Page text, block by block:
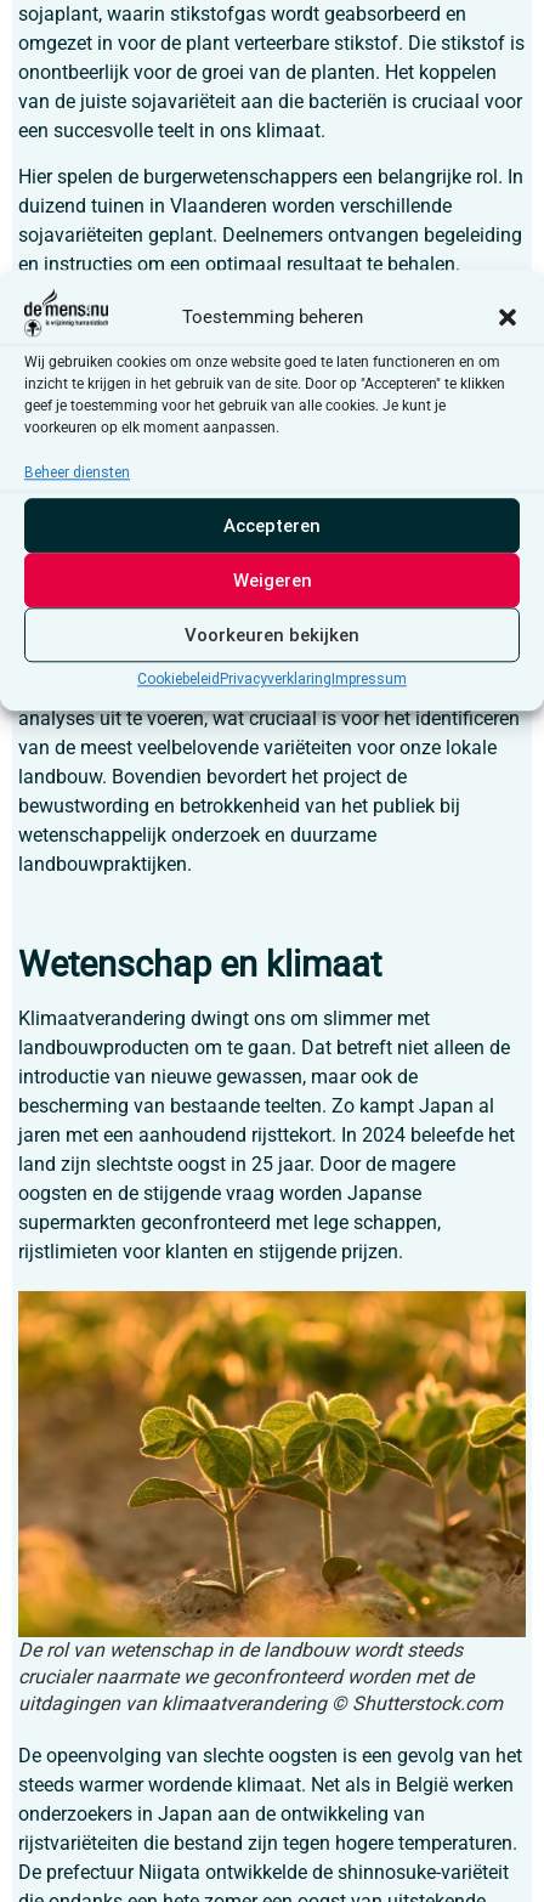
Toestemming beheren
Wij gebruiken cookies om onze website goed te laten functioneren en om
inzicht te krijgen in het gebruik van de site. Door op "Accepteren" te klikken
geef je toestemming voor het gebruik van alle cookies. Je kunt je
voorkeuren op elk moment aanpassen.
Beheer diensten
Accepteren
Weigeren
Voorkeuren bekijken
Cookiebeleid Privacyverklaring Impressum
sojaplant, waarin stikstofgas wordt geabsorbeerd en
omgezet in voor de plant verteerbare stikstof. Die stikstof is
onontbeerlijk voor de groei van de planten. Het koppelen
van de juiste sojavariëteit aan die bacteriën is cruciaal voor
een succesvolle teelt in ons klimaat.
Hier spelen de burgerwetenschappers een belangrijke rol. In
duizend tuinen in Vlaanderen worden verschillende
sojavariëteiten geplant. Deelnemers ontvangen begeleiding
en instructies om een optimaal resultaat te behalen.
Gedurende het project verzamelen zij wortelstalen, waarvan
de knolletjes en de daarin aanwezige rhizobia-bacteriën in
het laboratorium worden onderzocht. Die bacteriën worden
geïsoleerd om een database te creëren van lokale rhizobia,
aangepast aan onze omstandigheden. Vervolgens worden
de bacteriën geselecteerd die de beste opbrengst opleveren,
met als doel een nieuw, duurzaam Vlaams
landbouwproduct te ontwikkelen.
De betrokkenheid van burgerwetenschappers is van
onschatbare waarde. Door hun deelname kunnen
onderzoekers een breed scala aan gegevens verzamelen
over de groeiomstandigheden en prestaties van
verschillende sojavariëteiten in diverse omgevingen. Dat
stelt hen in staat om nauwkeurige en gedetailleerde
analyses uit te voeren, wat cruciaal is voor het identificeren
van de meest veelbelovende variëteiten voor onze lokale
landbouw. Bovendien bevordert het project de
bewustwording en betrokkenheid van het publiek bij
wetenschappelijk onderzoek en duurzame
landbouwpraktijken.
Wetenschap en klimaat
Klimaatverandering dwingt ons om slimmer met
landbouwproducten om te gaan. Dat betreft niet alleen de
introductie van nieuwe gewassen, maar ook de
bescherming van bestaande teelten. Zo kampt Japan al
jaren met een aanhoudend rijsttekort. In 2024 beleefde het
land zijn slechtste oogst in 25 jaar. Door de magere
oogsten en de stijgende vraag worden Japanse
supermarkten geconfronteerd met lege schappen,
rijstlimieten voor klanten en stijgende prijzen.
De rol van wetenschap in de landbouw wordt steeds
crucialer naarmate we geconfronteerd worden met de
uitdagingen van klimaatverandering © Shutterstock.com
De opeenvolging van slechte oogsten is een gevolg van het
steeds warmer wordende klimaat. Net als in België werken
onderzoekers in Japan aan de ontwikkeling van
rijstvariëteiten die bestand zijn tegen hogere temperaturen.
De prefectuur Niigata ontwikkelde de shinnosuke-variëteit